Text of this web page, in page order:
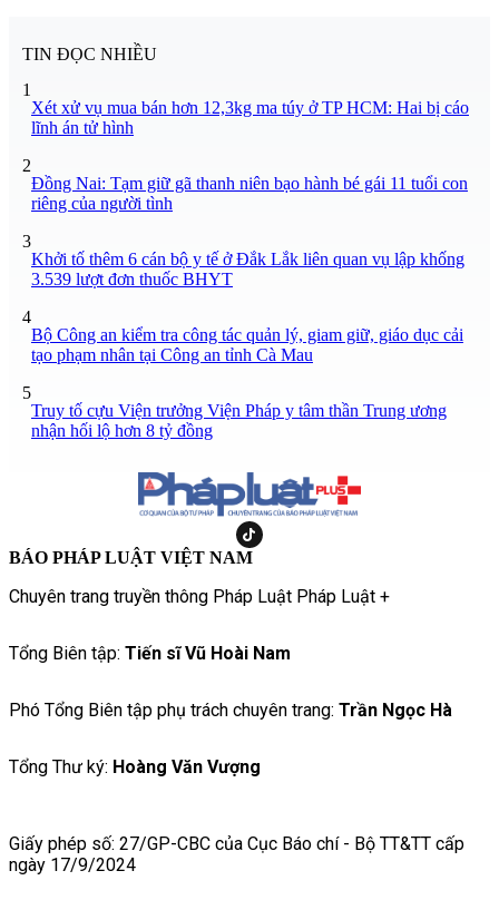
TIN ĐỌC NHIỀU
1
Xét xử vụ mua bán hơn 12,3kg ma túy ở TP HCM: Hai bị cáo
lĩnh án tử hình
2
Đồng Nai: Tạm giữ gã thanh niên bạo hành bé gái 11 tuổi con
riêng của người tình
3
Khởi tố thêm 6 cán bộ y tế ở Đắk Lắk liên quan vụ lập khống
3.539 lượt đơn thuốc BHYT
4
Bộ Công an kiểm tra công tác quản lý, giam giữ, giáo dục cải
tạo phạm nhân tại Công an tỉnh Cà Mau
5
Truy tố cựu Viện trưởng Viện Pháp y tâm thần Trung ương
nhận hối lộ hơn 8 tỷ đồng
BÁO PHÁP LUẬT VIỆT NAM
Chuyên trang truyền thông Pháp Luật Pháp Luật +
Tổng Biên tập: Tiến sĩ Vũ Hoài Nam
Phó Tổng Biên tập phụ trách chuyên trang: Trần Ngọc Hà
Tổng Thư ký: Hoàng Văn Vượng
Giấy phép số: 27/GP-CBC của Cục Báo chí - Bộ TT&TT cấp
ngày 17/9/2024